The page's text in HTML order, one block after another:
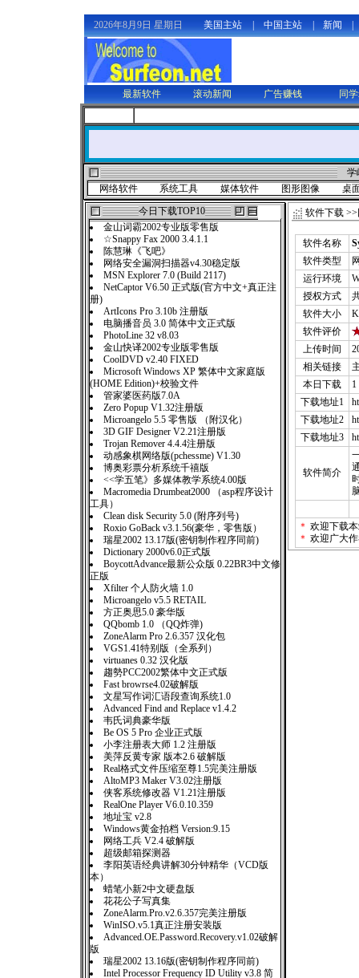
2026年8月9日 星期日 美国主站 中国主站 新闻
最新软件 滚动新闻 广告赚钱 同
学
网络软件
系统工具 媒体软件 图形图像
桌
今日下载TOP10
金山词霸2002专业版零售版
☆Snappy Fax 2000 3.4.1.1
陈慧琳《飞吧》
网络安全漏洞扫描器v4.30稳定版
MSN Explorer 7.0 (Build 2117)
NetCaptor V6.50 正式版(官方中文+真正注
册)
ArtIcons Pro 3.10b 注册版
电脑播音员 3.0 简体中文正式版
PhotoLine 32 v8.03
金山快译2002专业版零售版
CoolDVD v2.40 FIXED
Microsoft Windows XP 繁体中文家庭版
(HOME Edition)+校验文件
管家婆医药版7.0A
Zero Popup V1.32注册版
Microangelo 5.5 零售版 （附汉化）
3D GIF Designer V2.21注册版
Trojan Remover 4.4.4注册版
动感象棋网络版(pchessme) V1.30
博奥彩票分析系统千禧版
<<学五笔》多媒体教学系统4.00版
Macromedia Drumbeat2000 （asp程序设计
工具）
Clean disk Security 5.0 (附序列号)
Roxio GoBack v3.1.56(豪华，零售版）
瑞星2002 13.17版(密钥制作程序同前)
Dictionary 2000v6.0正式版
BoycottAdvance最新公众版 0.22BR3中文修
正版
Xfilter 个人防火墙 1.0
Microangelo v5.5 RETAIL
方正奥思5.0 豪华版
QQbomb 1.0 （QQ炸弹)
ZoneAlarm Pro 2.6.357 汉化包
VGS1.41特别版（全系列）
virtuanes 0.32 汉化版
趨勢PCC2002繁体中文正式版
Fast browrse4.02破解版
文星写作词汇语段查询系统1.0
Advanced Find and Replace v1.4.2
韦氏词典豪华版
Be OS 5 Pro 企业正式版
小李注册表大师 1.2 注册版
美萍反黄专家 版本2.6 破解版
Real格式文件压缩至尊1.5完美注册版
AltoMP3 Maker V3.02注册版
侠客系统修改器 V1.21注册版
RealOne Player V6.0.10.359
地址宝 v2.8
Windows黄金拍档 Version:9.15
网络工兵 V2.4 破解版
超级邮箱探测器
李阳英语经典讲解30分钟精华（VCD版
本）
蜡笔小新2中文硬盘版
花花公子写真集
ZoneAlarm.Pro.v2.6.357完美注册版
WinISO.v5.1真正注册安装版
Advanced.OE.Password.Recovery.v1.02破解
版
瑞星2002 13.16版(密钥制作程序同前)
Intel Processor Frequency ID Utility v3.8 简
软件下载 >>
软件名称
软件类型
运行环境
授权方式
软件大小
K
软件评价
上传时间
相关链接
本日下载
下载地址1
下载地址2
下载地址3
软件简介
＊ 欢迎下载
＊ 欢迎广大